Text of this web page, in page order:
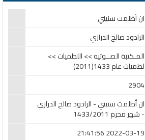
ان أظلمت سنيني
الرادود صالح الدرازي
المـكتبة الصــوتيه >> اللطميات >>
لطميات عام 1433(2011)
2904
ان أظلمت سنيني - الرادود صالح الدرازي
- شهر محرم 1433/2011
2022-03-19 21:41:56